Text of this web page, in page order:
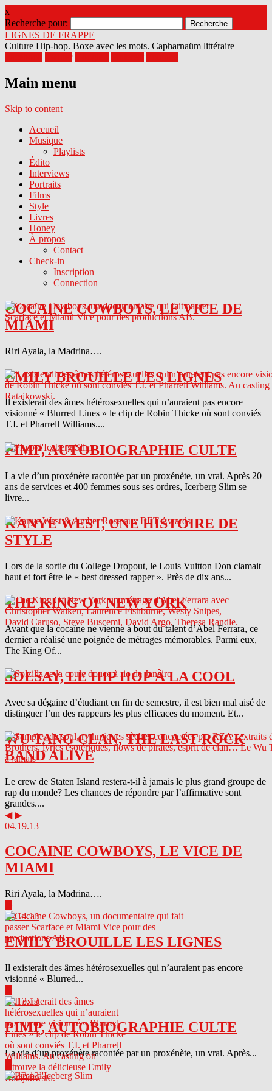
x
Recherche pour:
LIGNES DE FRAPPE
Culture Hip-hop. Boxe avec les mots. Capharnaüm littéraire
Main menu
Skip to content
Accueil
Musique
Playlists
Édito
Interviews
Portraits
Films
Style
Livres
Honey
À propos
Contact
Check-in
Inscription
Connection
COCAINE COWBOYS, LE VICE DE
MIAMI
Riri Ayala, la Madrina….
EMILY BROUILLE LES LIGNES
Il existerait des âmes hétérosexuelles qui n’auraient pas encore
visionné « Blurred Lines » le clip de Robin Thicke où sont conviés
T.I. et Pharrell Williams....
PIMP, AUTOBIOGRAPHIE CULTE
La vie d’un proxénète racontée par un proxénète, un vrai. Après 20
ans de services et 400 femmes sous ses ordres, Icerberg Slim se
livre...
KANYE WEST, UNE HISTOIRE DE
STYLE
Lors de la sortie du College Dropout, le Louis Vuitton Don clamait
haut et fort être le « best dressed rapper ». Près de dix ans...
THE KING OF NEW YORK
Avant que la cocaïne ne vienne à bout du talent d’Abel Ferrara, ce
dernier a réalisé une poignée de métrages mémorables. Parmi eux,
The King Of...
SOLSAY, LE HIP HOP À LA COOL
Avec sa dégaine d’étudiant en fin de semestre, il est bien mal aisé de
distinguer l’un des rappeurs les plus efficaces du moment. Et...
WU TANG CLAN, THE LAST ROCK
BAND ALIVE
Le crew de Staten Island restera-t-il à jamais le plus grand groupe de
rap du monde? Les chances de répondre par l’affirmative sont
grandes....
◀ ▶
04.19.13
COCAINE COWBOYS, LE VICE DE
MIAMI
Riri Ayala, la Madrina….
04.14.13
EMILY BROUILLE LES LIGNES
Il existerait des âmes hétérosexuelles qui n’auraient pas encore
visionné « Blurred...
04.13.13
PIMP, AUTOBIOGRAPHIE CULTE
La vie d’un proxénète racontée par un proxénète, un vrai. Après...
04.12.13